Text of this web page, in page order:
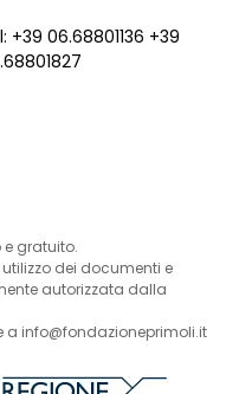
+39 06.68801136 +39
gratuito.
dei documenti e
autorizzata dalla
a info@fondazioneprimoli.it